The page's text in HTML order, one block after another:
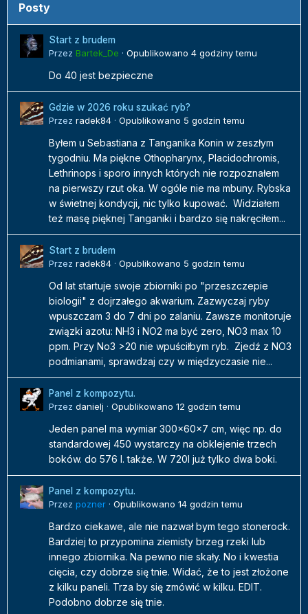
Posty
Start z brudem
Przez Bartek_De · Opublikowano 4 godziny temu
Do 40 jest bezpieczne
Gdzie w 2026 roku szukać ryb?
Przez radek84 · Opublikowano 5 godzin temu
Byłem u Sebastiana z Tanganika Konin w zeszłym
tygodniu. Ma piękne Othopharynx, Placidochromis,
Lethrinops i sporo innych których nie rozpoznałem
na pierwszy rzut oka. W ogóle nie ma mbuny. Rybska
w świetnej kondycji, nic tylko kupować. Widziałem
też masę pięknej Tanganiki i bardzo się nakręciłem...
Start z brudem
Przez radek84 · Opublikowano 5 godzin temu
Od lat startuje swoje zbiorniki po "przeszczepie
biologii" z dojrzałego akwarium. Zazwyczaj ryby
wpuszczam 3 do 7 dni po zalaniu. Zawsze monitoruje
związki azotu: NH3 i NO2 ma być zero, NO3 max 10
ppm. Przy No3 >20 nie wpuściłbym ryb. Zjedź z NO3
podmianami, sprawdzaj czy w międzyczasie nie...
Panel z kompozytu.
Przez danielj · Opublikowano 12 godzin temu
Jeden panel ma wymiar 300x60x7 cm, więc np. do
standardowej 450 wystarczy na obklejenie trzech
boków. do 576 l. także. W 720l już tylko dwa boki.
Panel z kompozytu.
Przez pozner · Opublikowano 14 godzin temu
Bardzo ciekawe, ale nie nazwał bym tego stonerock.
Bardziej to przypomina ziemisty brzeg rzeki lub
innego zbiornika. Na pewno nie skały. No i kwestia
cięcia, czy dobrze się tnie. Widać, że to jest złożone
z kilku paneli. Trza by się zmówić w kilku. EDIT.
Podobno dobrze się tnie.